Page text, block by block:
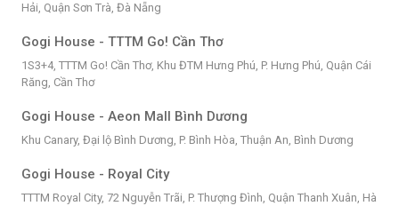
Hải, Quận Sơn Trà, Đà Nẵng
Gogi House - TTTM Go! Cần Thơ
1S3+4, TTTM Go! Cần Thơ, Khu ĐTM Hưng Phú, P. Hưng Phú, Quận Cái
Răng, Cần Thơ
Gogi House - Aeon Mall Bình Dương
Khu Canary, Đại lộ Bình Dương, P. Bình Hòa, Thuận An, Bình Dương
Gogi House - Royal City
TTTM Royal City, 72 Nguyễn Trãi, P. Thượng Đình, Quận Thanh Xuân, Hà